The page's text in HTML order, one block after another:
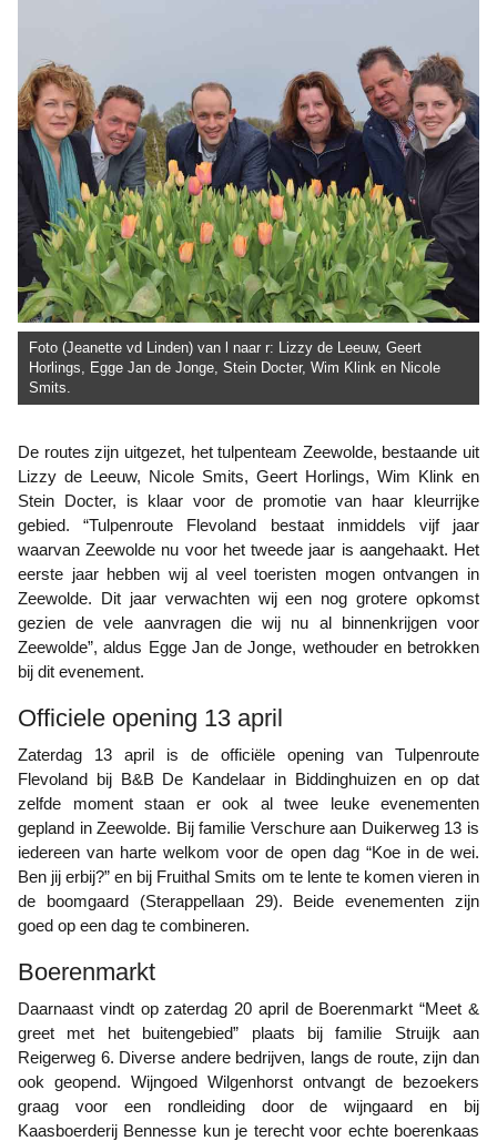
Foto (Jeanette vd Linden) van l naar r: Lizzy de Leeuw, Geert
Horlings, Egge Jan de Jonge, Stein Docter, Wim Klink en Nicole
Smits.
De routes zijn uitgezet, het tulpenteam Zeewolde, bestaande uit
Lizzy de Leeuw, Nicole Smits, Geert Horlings, Wim Klink en
Stein Docter, is klaar voor de promotie van haar kleurrijke
gebied. “Tulpenroute Flevoland bestaat inmiddels vijf jaar
waarvan Zeewolde nu voor het tweede jaar is aangehaakt. Het
eerste jaar hebben wij al veel toeristen mogen ontvangen in
Zeewolde. Dit jaar verwachten wij een nog grotere opkomst
gezien de vele aanvragen die wij nu al binnenkrijgen voor
Zeewolde”, aldus Egge Jan de Jonge, wethouder en betrokken
bij dit evenement.
Officiele opening 13 april
Zaterdag 13 april is de officiële opening van Tulpenroute
Flevoland bij B&B De Kandelaar in Biddinghuizen en op dat
zelfde moment staan er ook al twee leuke evenementen
gepland in Zeewolde. Bij familie Verschure aan Duikerweg 13 is
iedereen van harte welkom voor de open dag “Koe in de wei.
Ben jij erbij?” en bij Fruithal Smits om te lente te komen vieren in
de boomgaard (Sterappellaan 29). Beide evenementen zijn
goed op een dag te combineren.
Boerenmarkt
Daarnaast vindt op zaterdag 20 april de Boerenmarkt “Meet &
greet met het buitengebied” plaats bij familie Struijk aan
Reigerweg 6. Diverse andere bedrijven, langs de route, zijn dan
ook geopend. Wijngoed Wilgenhorst ontvangt de bezoekers
graag voor een rondleiding door de wijngaard en bij
Kaasboerderij Bennesse kun je terecht voor echte boerenkaas